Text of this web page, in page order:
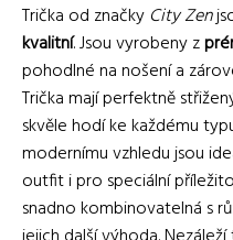
Trička od značky City Zen
kvalitní. Jsou vyrobeny z
pohodlné na nošení a
Trička mají perfektně
skvěle hodí ke každému
modernímu vzhledu jsou
outfit i pro speciální
snadno kombinovatelná s